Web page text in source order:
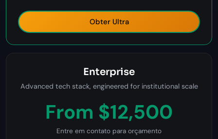
Obter Ultra
Enterprise
Advanced tech stack, engineered for institutional scale
From $12,500
Entre em contato para orçamento